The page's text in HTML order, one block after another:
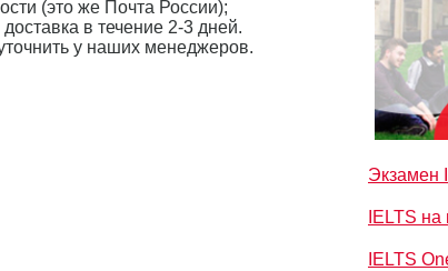
(это же Почта России);
в течение 2-3 дней.
у наших менеджеров.
Экзамен
IELTS
IELTS